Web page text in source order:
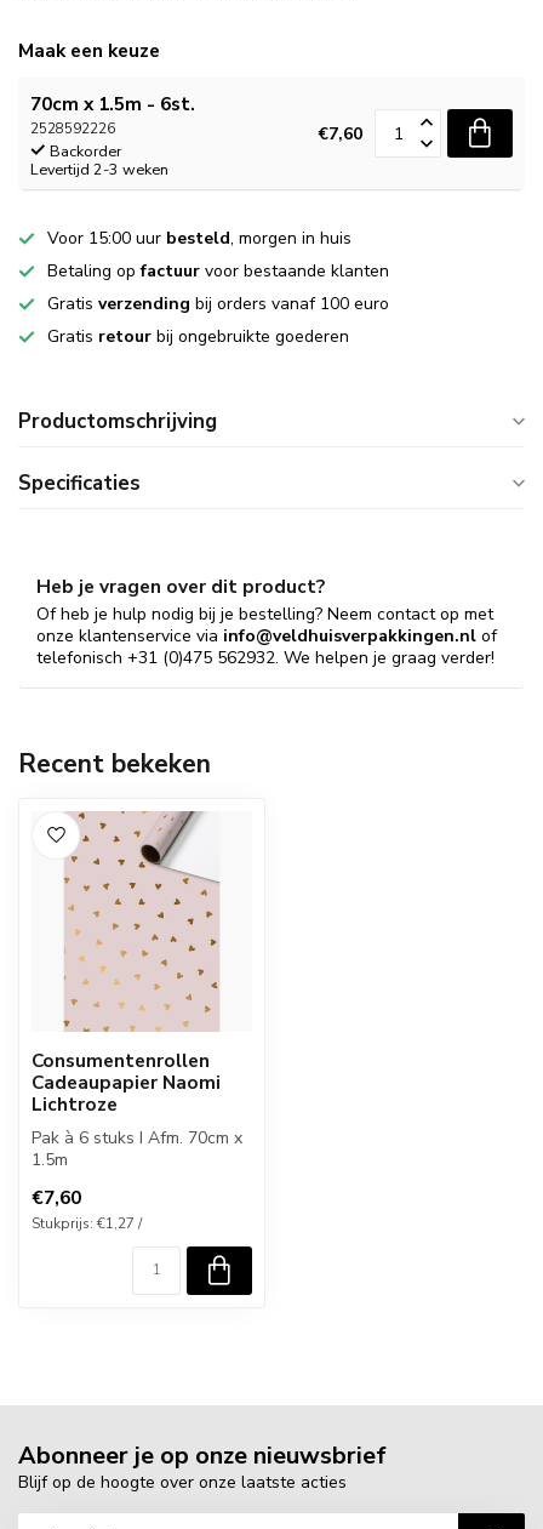
Maak een keuze
70cm x 1.5m - 6st.
2528592226
Backorder
Levertijd 2-3 weken
€7,60
Voor 15:00 uur besteld, morgen in huis
Betaling opfactuur voor bestaande klanten
Gratis verzending bij orders vanaf 100 euro
Gratis retour bij ongebruikte goederen
Productomschrijving
Specificaties
Heb je vragen over dit product?
Of heb je hulp nodig bij je bestelling? Neem contact op met
onze klantenservice via info@veldhuisverpakkingen.nl of
telefonisch +31 (0)475 562932. We helpen je graag verder!
Recent bekeken
Consumentenrollen
Cadeaupapier Naomi
Lichtroze
Pak à 6 stuks I Afm. 70cm x
1.5m
€7,60
Stukprijs: €1,27 /
Abonneer je op onze nieuwsbrief
Blijf op de hoogte over onze laatste acties